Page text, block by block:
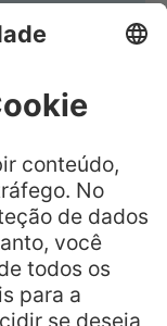
0 g
89 g
1,2 g